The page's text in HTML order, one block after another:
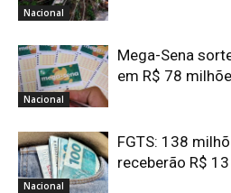
Nacional
Nacional
Mega-Sena
em R$ 78
Nacional
FGTS: 138
receberão R$